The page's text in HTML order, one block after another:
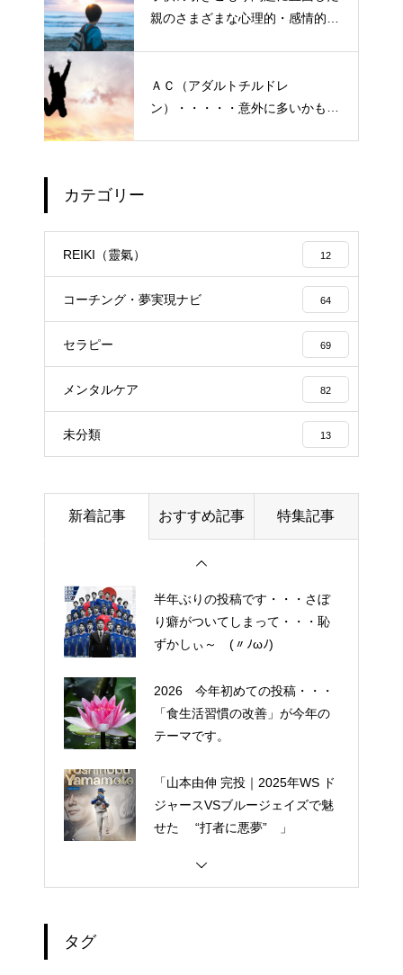
親のさまざまな心理的・感情的な
ＡＣ（アダルトチルドレ
ン）・・・・・意外に多いかも？
カテゴリー
REIKI（靈氣） 12
コーチング・夢実現ナビ 64
セラピー 69
メンタルケア 82
未分類 13
新着記事 おすすめ記事 特集記事
エイジングケアで最近気になっ
ているスキンケア製品・・・幹
細胞コスメ vs エクソソーム
コスメ ①
エイジングケアで最近気になっ
ているスキンケア製品・・・エ
クソソームコスメ
エイジングケアで最近気になっ
ているスキンケア製品・・・幹
細胞コスメ ③
土用の丑の日・・・余計なこと
半年ぶりの投稿です・・・さぼ
り癖がついてしまって・・・恥
ずかしぃ～ (〃ﾉωﾉ)
2026 今年初めての投稿・・・
「食生活習慣の改善」が今年の
テーマです。
「山本由伸 完投｜2025年WS ド
ジャースVSブルージェイズで魅
せた “打者に悪夢” 」
タグ